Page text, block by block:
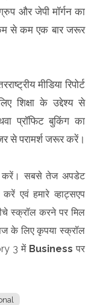
और जेपी मॉर्गन का
से कम एक बार जरूर
मीडिया रिपोर्ट
शिक्षा के उद्देश्य से
प्रॉफिट बुकिंग का
से परामर्श जरूर करें।
करें। सबसे तेज अपडेट
एवं हमारे व्हाट्सएप
स्क्रॉल करने पर मिल
के लिए कृपया स्क्रॉल
3 में Business पर